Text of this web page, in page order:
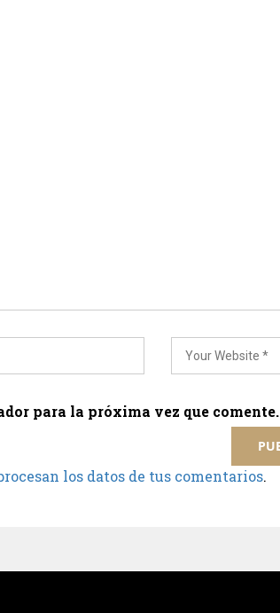
para la próxima vez que comente.
los datos de tus comentarios.